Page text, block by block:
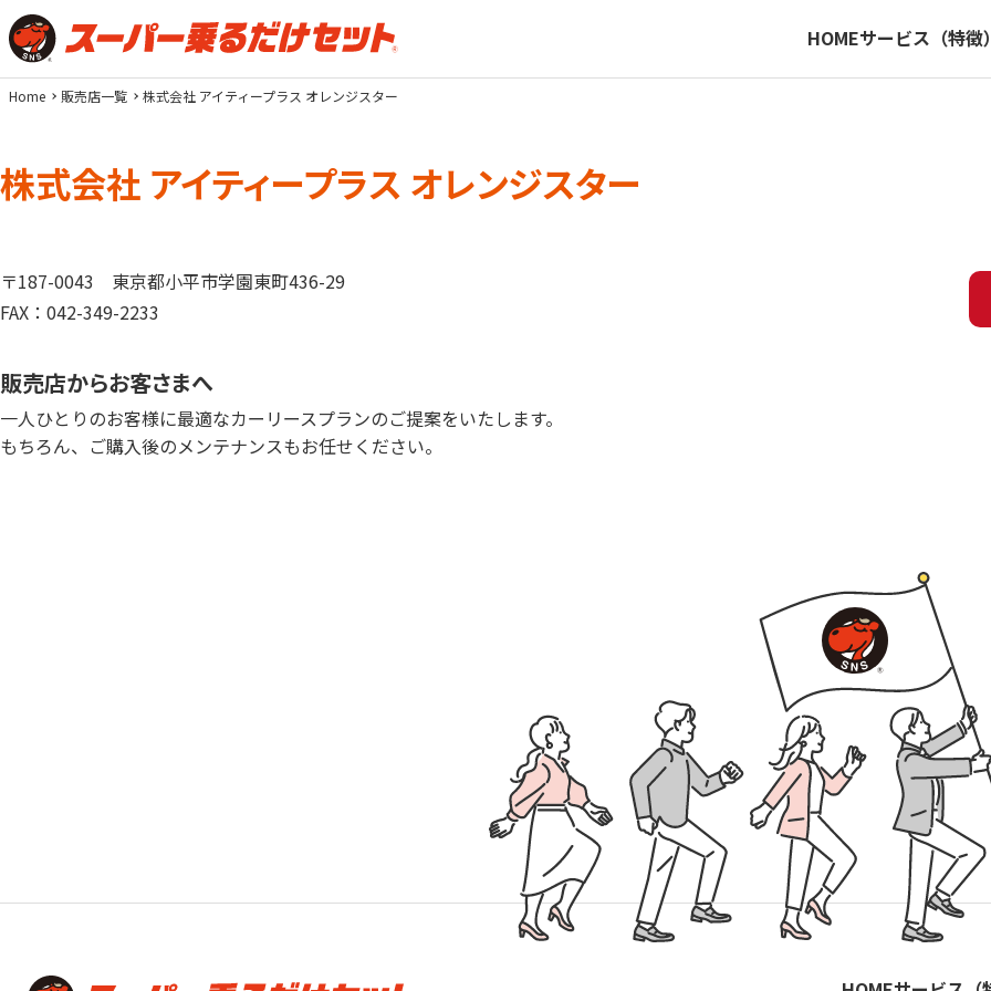
HOMEサービス（特徴）
Home 販売店一覧 株式会社 アイティープラス オレンジスター
株式会社 アイティープラス オレンジスター
〒187-0043
東京都小平市学園東町436-29
FAX：042-349-2233
販売店からお客さまへ
一人ひとりのお客様に最適なカーリースプランのご提案をいたします。
もちろん、ご購入後のメンテナンスもお任せください。